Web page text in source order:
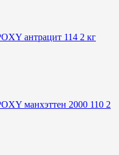
антрацит 114 2 кг
манхэттен 2000 110 2